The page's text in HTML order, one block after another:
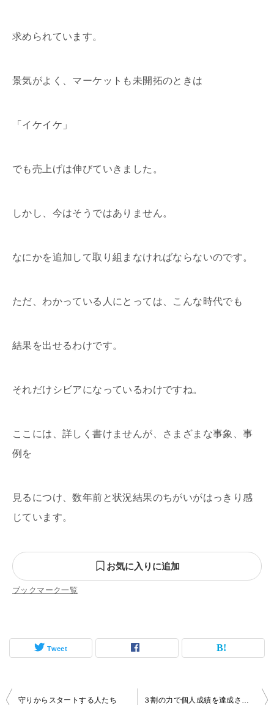
求められています。
景気がよく、マーケットも未開拓のときは
「イケイケ」
でも売上げは伸びていきました。
しかし、今はそうではありません。
なにかを追加して取り組まなければならないのです。
ただ、わかっている人にとっては、こんな時代でも
結果を出せるわけです。
それだけシビアになっているわけですね。
ここには、詳しく書けませんが、さまざまな事象、事
例を
見るにつけ、数年前と状況結果のちがいがはっきり感
じています。
お気に入りに追加
ブックマーク一覧
Tweet
投
守りからスタートする人たち